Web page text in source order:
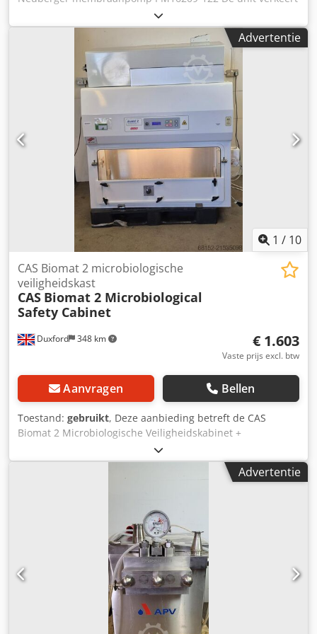
in volledige werkende staat en is direct leverbaar. Cjdoxv A
Rbjpfx Abbjha Beschrijving: Een compacte en
corrosiebestendige pomp, geschikt voor algemeen
laboratoriumgebruik. Technische kenmerken: - 100%
olievrij transport - Zuivere overdracht, evacuatie en
compressie van gassen - Uitvoering voor licht agressieve of
corrosieve gassen en dampen - Onderhoudsvrij -
Milieuvriendelijk - Gasdicht, lekdichtheid ca. 6 x 10⁻³ mbar
x l/s (niet getest in serieproductie) - N 022-serie
membraanpompen zijn enkelkops, drooglopende
apparaten, ontworpen voor diverse
laboratoriumtoepassingen.
Advertentie
1 / 10
Duxford 348 km
CAS Biomat 2 microbiologische
veiligheidskast
CAS Biomat 2 Microbiological
Safety Cabinet
€ 1.603
Vaste prijs excl. btw
Aanvragen Bellen
Toestand: gebruikt, Deze aanbieding betreft de CAS
Biomat 2 Microbiologische Veiligheidskabinet +
Formalineverdamper. Het apparaat verkeert in volledige
werkende staat en is direct inzetbaar. De CAS Biomat 2
(geproduceerd door Contained Air Solutions) is een
ontworpen om een steriele omgeving te bieden voor zowel
gebruiker als monster. Dit model is uitermate geschikt voor
laboratoria die werken met biologische agentia tot en met
Biosafety Level 3. Belangrijkste kenmerken &
functionaliteit: Drievoudige bescherming: Maakt gebruik
van een geavanceerd luchtstroomsysteem (inflow en
downflow) voor bescherming van de operator tegen in de
lucht zwevende gevaren, waarborgt productsteriliteit via
HEPA-gefilterde laminaire lucht en beschermt het milieu
Advertentie